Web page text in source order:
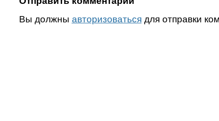
Вы должны авторизоваться для отправки